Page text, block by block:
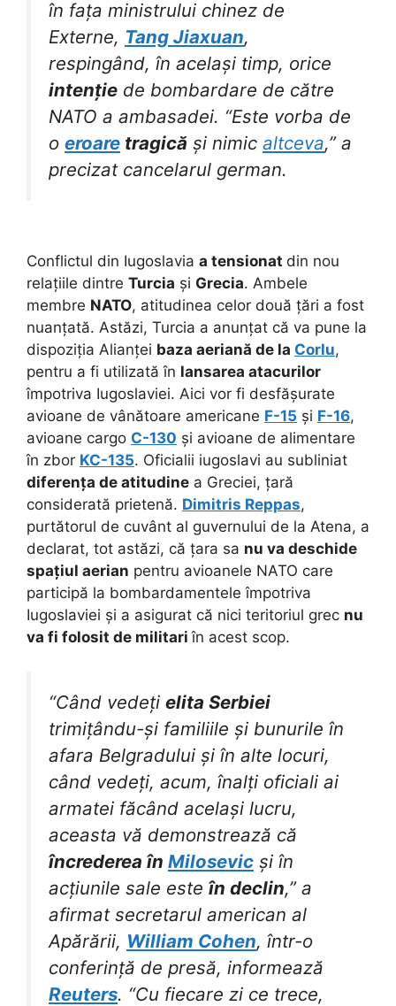
în fața ministrului chinez de
Externe, Tang Jiaxuan,
respingând, în același timp, orice
intenție de bombardare de către
NATO a ambasadei. “Este vorba de
o eroare tragică și nimic altceva,” a
precizat cancelarul german.
Conflictul din Iugoslavia a tensionat din nou
relațiile dintre Turcia și Grecia. Ambele
membre NATO, atitudinea celor două țări a fost
nuanțată. Astăzi, Turcia a anunțat că va pune la
dispoziția Alianței baza aeriană de la Corlu,
pentru a fi utilizată în lansarea atacurilor
împotriva Iugoslaviei. Aici vor fi desfășurate
avioane de vânătoare americane F-15 și F-16,
avioane cargo C-130 și avioane de alimentare
în zbor KC-135. Oficialii iugoslavi au subliniat
diferența de atitudine a Greciei, țară
considerată prietenă. Dimitris Reppas,
purtătorul de cuvânt al guvernului de la Atena, a
declarat, tot astăzi, că țara sa nu va deschide
spațiul aerian pentru avioanele NATO care
participă la bombardamentele împotriva
Iugoslaviei și a asigurat că nici teritoriul grec nu
va fi folosit de militariîn acest scop.
“Când vedeți elita Serbiei
trimițându-și familiile și bunurile în
afara Belgradului și în alte locuri,
când vedeți, acum, înalți oficiali ai
armatei făcând același lucru,
aceasta vă demonstrează că
încrederea în Milosevic și în
acțiunile sale este în declin,” a
afirmat secretarul american al
Apărării, William Cohen, într-o
conferință de presă, informează
Reuters. “Cu fiecare zi ce trece,